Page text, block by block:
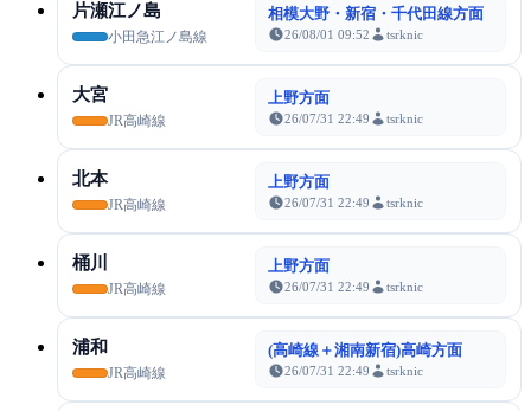
片瀬江ノ島
小田急江ノ島線
相模大野・新宿・千代田線方面
26/08/01 09:52 tsrknic
大宮
JR高崎線
上野方面
26/07/31 22:49 tsrknic
北本
JR高崎線
上野方面
26/07/31 22:49 tsrknic
桶川
JR高崎線
上野方面
26/07/31 22:49 tsrknic
浦和
JR高崎線
(高崎線＋湘南新宿)高崎方面
26/07/31 22:49 tsrknic